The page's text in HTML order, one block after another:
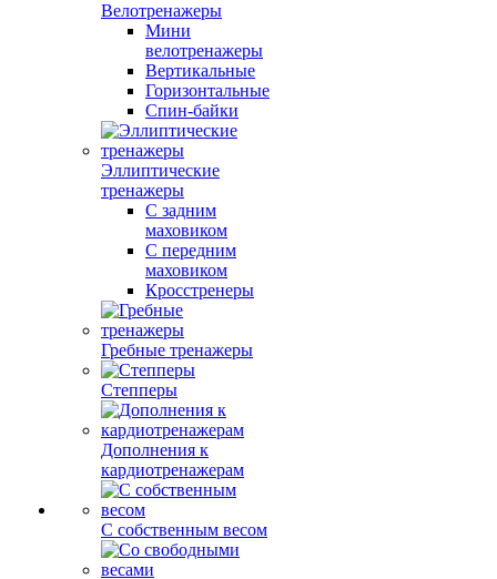
Велотренажеры
Мини
велотренажеры
Вертикальные
Горизонтальные
Спин-байки
Эллиптические
тренажеры
С задним
маховиком
С передним
маховиком
Кросстренеры
Гребные тренажеры
Степперы
Дополнения к
кардиотренажерам
С собственным весом